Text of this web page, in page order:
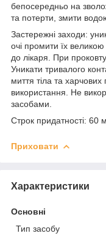
бепосередньо на
та потерти, змити
Застережні заходи:
очі промити їх великою
до лікаря. При
Уникати тривалого
миття тіла та харчових
використання. Не
засобами.
Строк придатності: 60
Приховати
Характеристики
Основні
Тип засобу